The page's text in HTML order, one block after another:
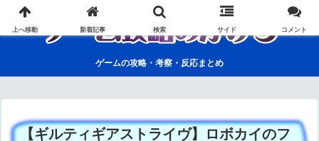
ゲームの攻略・考察・反応まとめ
【ギルティギアストライヴ】ロボカイのフ
上へ移動 新着記事 検索 サイド コメント